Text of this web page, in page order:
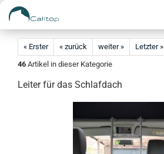
« Erster « zurück weiter »
Letzter »
46 Artikel in dieser Kategorie
Leiter für das Schlafdach